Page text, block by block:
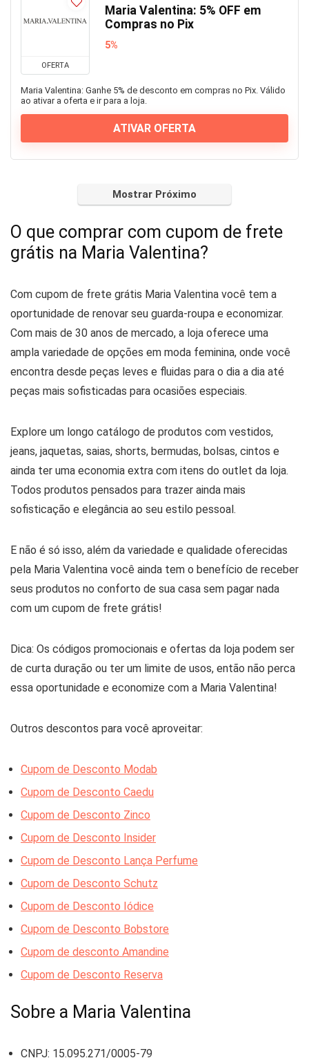
OFERTA
Maria Valentina: 5% OFF em
Compras no Pix
5%
Maria Valentina: Ganhe 5% de desconto em compras no Pix. Válido
ao ativar a oferta e ir para a loja.
ATIVAR OFERTA
Mostrar Próximo
O que comprar com cupom de frete
grátis na Maria Valentina?
Com cupom de frete grátis Maria Valentina você tem a
oportunidade de renovar seu guarda-roupa e economizar.
Com mais de 30 anos de mercado, a loja oferece uma
ampla variedade de opções em moda feminina, onde você
encontra desde peças leves e fluidas para o dia a dia até
peças mais sofisticadas para ocasiões especiais.
Explore um longo catálogo de produtos com vestidos,
jeans, jaquetas, saias, shorts, bermudas, bolsas, cintos e
ainda ter uma economia extra com itens do outlet da loja.
Todos produtos pensados para trazer ainda mais
sofisticação e elegância ao seu estilo pessoal.
E não é só isso, além da variedade e qualidade oferecidas
pela Maria Valentina você ainda tem o benefício de receber
seus produtos no conforto de sua casa sem pagar nada
com um cupom de frete grátis!
Dica: Os códigos promocionais e ofertas da loja podem ser
de curta duração ou ter um limite de usos, então não perca
essa oportunidade e economize com a Maria Valentina!
Outros descontos para você aproveitar:
Cupom de Desconto Modab
Cupom de Desconto Caedu
Cupom de Desconto Zinco
Cupom de Desconto Insider
Cupom de Desconto Lança Perfume
Cupom de Desconto Schutz
Cupom de Desconto Iódice
Cupom de Desconto Bobstore
Cupom de desconto Amandine
Cupom de Desconto Reserva
Sobre a Maria Valentina
CNPJ: 15.095.271/0005-79